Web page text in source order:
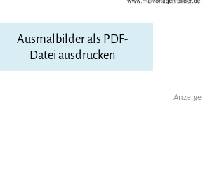
Ausmalbilder als PDF-
Datei ausdrucken
Anzeige